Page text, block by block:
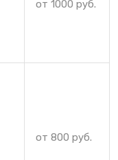
от 1000 руб.
от 800 руб.